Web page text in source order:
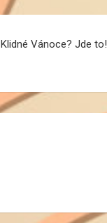
Klidné Vánoce? Jde to!